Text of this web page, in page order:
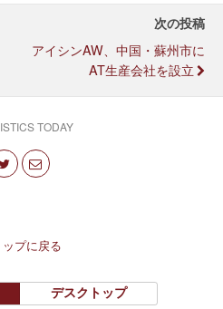
次の投稿
アイシンAW、中国・蘇州市に
AT生産会社を設立
TODAY
ップに戻る
デスクトップ